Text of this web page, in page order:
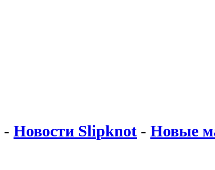
- Новости Slipknot - Новые